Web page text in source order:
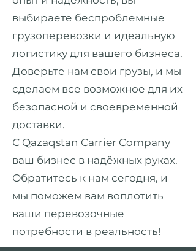
выбираете беспроблемные
грузоперевозки и идеальную
логистику для вашего бизнеса.
Доверьте нам свои грузы, и мы
сделаем все возможное для их
безопасной и своевременной
доставки.
С Qazaqstan Carrier Company
ваш бизнес в надёжных руках.
Обратитесь к нам сегодня, и
мы поможем вам воплотить
ваши перевозочные
потребности в реальность!